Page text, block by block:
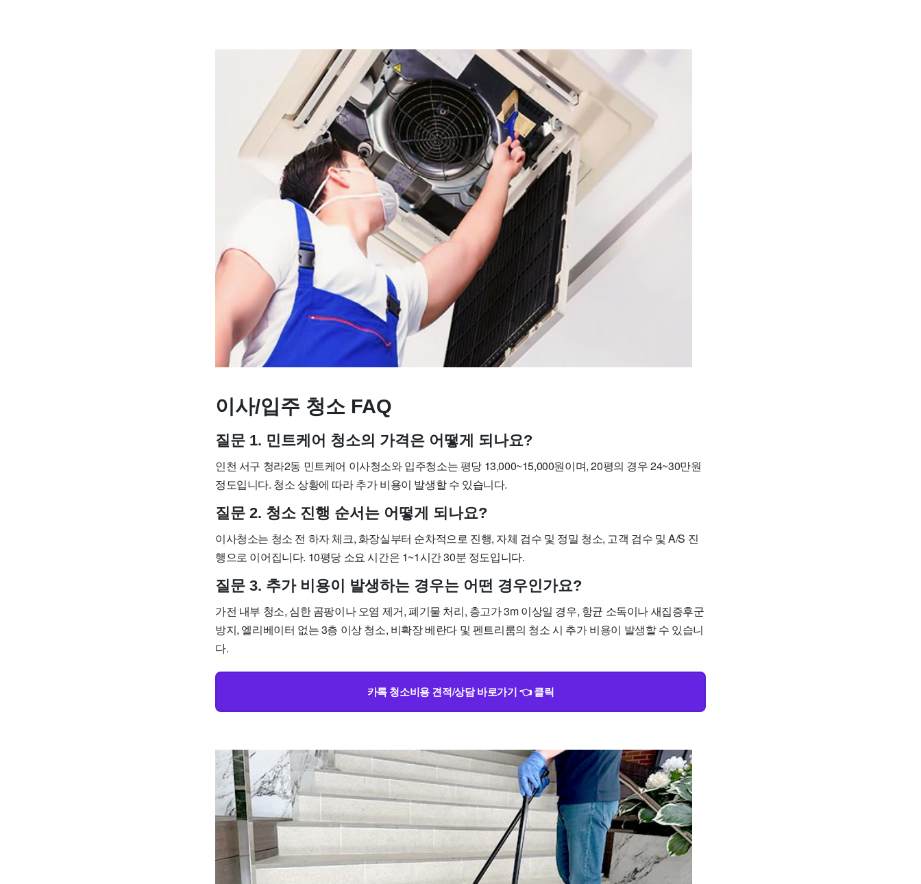
이사/입주 청소 FAQ
질문 1. 민트케어 청소의 가격은 어떻게 되나요?
인천 서구 청라2동 민트케어 이사청소와 입주청소는 평당 13,000~15,000원이며, 20평의 경우 24~30만원
정도입니다. 청소 상황에 따라 추가 비용이 발생할 수 있습니다.
질문 2. 청소 진행 순서는 어떻게 되나요?
이사청소는 청소 전 하자 체크, 화장실부터 순차적으로 진행, 자체 검수 및 정밀 청소, 고객 검수 및 A/S 진
행으로 이어집니다. 10평당 소요 시간은 1~1시간 30분 정도입니다.
질문 3. 추가 비용이 발생하는 경우는 어떤 경우인가요?
가전 내부 청소, 심한 곰팡이나 오염 제거, 폐기물 처리, 층고가 3m 이상일 경우, 항균 소독이나 새집증후군
방지, 엘리베이터 없는 3층 이상 청소, 비확장 베란다 및 펜트리룸의 청소 시 추가 비용이 발생할 수 있습니
다.
카톡 청소비용 견적/상담 바로가기 👈 클릭